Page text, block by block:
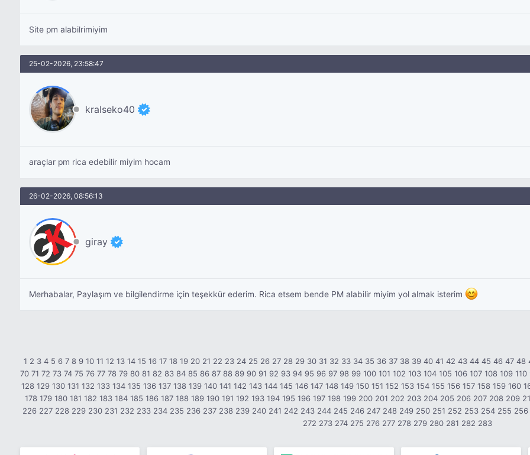
Site pm alabilrimiyim
25-02-2026, 23:58:47
kralseko40
araçlar pm rica edebilir miyim hocam
26-02-2026, 08:56:13
giray
Merhabalar, Paylaşım ve bilgilendirme için teşekkür ederim. Rica etsem bende PM alabilir miyim yol almak isterim
1 2 3 4 5 6 7 8 9 10 11 12 13 14 15 16 17 18 19 20 21 22 23 24 25 26 27 28 29 30 31 32 33 34 35 36 37 38 39 40 41 42 43 44 45 46 47 48
70 71 72 73 74 75 76 77 78 79 80 81 82 83 84 85 86 87 88 89 90 91 92 93 94 95 96 97 98 99 100 101 102 103 104 105 106 107 108 109 110
128 129 130 131 132 133 134 135 136 137 138 139 140 141 142 143 144 145 146 147 148 149 150 151 152 153 154 155 156 157 158 159 160
178 179 180 181 182 183 184 185 186 187 188 189 190 191 192 193 194 195 196 197 198 199 200 201 202 203 204 205 206 207 208 209
226 227 228 229 230 231 232 233 234 235 236 237 238 239 240 241 242 243 244 245 246 247 248 249 250 251 252 253 254 255 256
272 273 274 275 276 277 278 279 280 281 282 283